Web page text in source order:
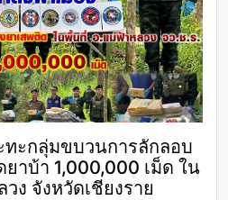
ทะกลุ่มขบวนการลักลอบ
ยาบ้า 1,000,000 เม็ด ใน
ง จังหวัดเชียงราย